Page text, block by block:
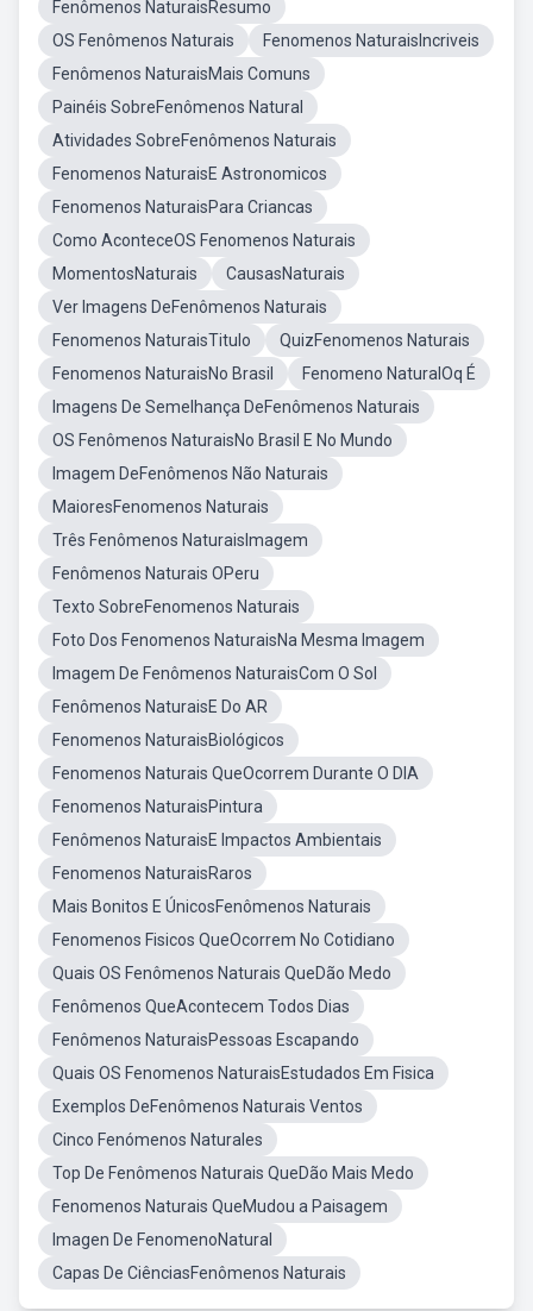
Fenômenos NaturaisResumo
OS Fenômenos Naturais
Fenomenos NaturaisIncriveis
Fenômenos NaturaisMais Comuns
Painéis SobreFenômenos Natural
Atividades SobreFenômenos Naturais
Fenomenos NaturaisE Astronomicos
Fenomenos NaturaisPara Criancas
Como AconteceOS Fenomenos Naturais
MomentosNaturais
CausasNaturais
Ver Imagens DeFenômenos Naturais
Fenomenos NaturaisTitulo
QuizFenomenos Naturais
Fenomenos NaturaisNo Brasil
Fenomeno NaturalOq É
Imagens De Semelhança DeFenômenos Naturais
OS Fenômenos NaturaisNo Brasil E No Mundo
Imagem DeFenômenos Não Naturais
MaioresFenomenos Naturais
Três Fenômenos NaturaisImagem
Fenômenos Naturais OPeru
Texto SobreFenomenos Naturais
Foto Dos Fenomenos NaturaisNa Mesma Imagem
Imagem De Fenômenos NaturaisCom O Sol
Fenômenos NaturaisE Do AR
Fenomenos NaturaisBiológicos
Fenomenos Naturais QueOcorrem Durante O DIA
Fenomenos NaturaisPintura
Fenômenos NaturaisE Impactos Ambientais
Fenomenos NaturaisRaros
Mais Bonitos E ÚnicosFenômenos Naturais
Fenomenos Fisicos QueOcorrem No Cotidiano
Quais OS Fenômenos Naturais QueDão Medo
Fenômenos QueAcontecem Todos Dias
Fenômenos NaturaisPessoas Escapando
Quais OS Fenomenos NaturaisEstudados Em Fisica
Exemplos DeFenômenos Naturais Ventos
Cinco Fenómenos Naturales
Top De Fenômenos Naturais QueDão Mais Medo
Fenomenos Naturais QueMudou a Paisagem
Imagen De FenomenoNatural
Capas De CiênciasFenômenos Naturais